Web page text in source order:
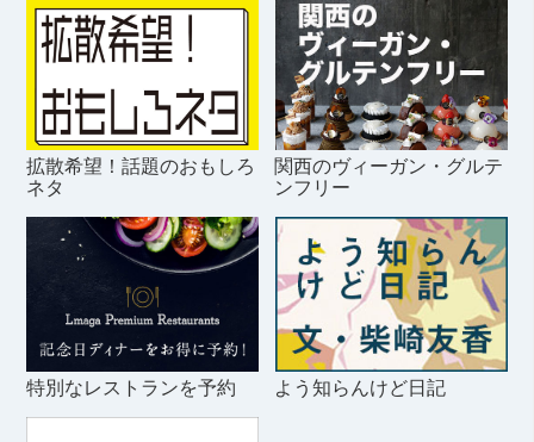
拡散希望！話題のおもしろ
ネタ
関西のヴィーガン・グルテ
ンフリー
特別なレストランを予約 よう知らんけど日記